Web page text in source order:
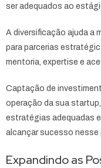
ser adequados ao
A diversificação ajuda a
para parcerias
mentoria, expertise e
Captação de
operação da sua
estratégias adequadas
alcançar sucesso nesse
Expandindo as